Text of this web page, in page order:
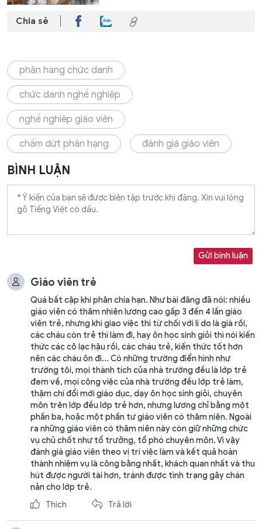
Chia sẻ
phân hạng chức danh
chức danh nghề nghiệp
nghề nghiệp giáo viên
chấm dứt phân hạng đánh giá giáo viên
BÌNH LUẬN
Gửi bình luận
Giáo viên trẻ
Quá bất cập khi phân chia hạn. Như bài đăng đã nói: nhiều
giáo viên có thâm nhiên lương cao gấp 3 đến 4 lần giáo
viên trẻ, nhưng khi giao việc thì từ chối với lí do là già rồi,
các cháu còn trẻ thì làm đi, hay ôn học sinh giỏi thì nói kiến
thức các cô lạc hậu rồi, các cháu trẻ, kiến thức tốt hơn
nên các cháu ôn đi... Có những trường điển hình như
trường tôi, mọi thành tích của nhà trường đều là lớp trẻ
đem về, mọi công việc của nhà trường đều lớp trẻ làm,
thậm chí đổi mới giáo dục, dạy ôn học sinh giỏi, chuyên
môn trên lớp đều lớp trẻ hơn, nhưng lương chỉ bằng một
phần ba, hoặc một phần tư giáo viên có thâm niên. Ngoài
ra những giáo viên có thâm niên này còn giữ những chức
vụ chủ chốt như tổ trưởng, tổ phó chuyên môn. Vì vậy
đánh giá giáo viên theo vị trí việc làm và kết quả hoàn
thành nhiệm vụ là công bằng nhất, khách quan nhất và thu
hút được người tài hơn, tránh được tình trạng gây chán
nản cho lớp trẻ.
Thích
Trả lời